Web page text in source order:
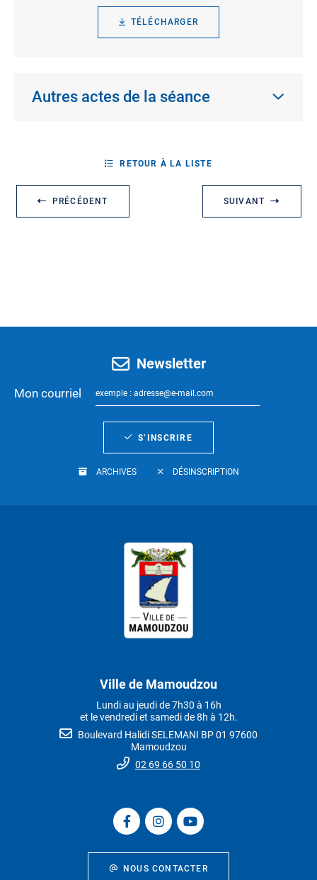
TÉLÉCHARGER
Autres actes de la séance
PRÉCÉDENT
RETOUR À LA LISTE
SUIVANT
Newsletter
Mon courriel
S’INSCRIRE
ARCHIVES DÉSINSCRIPTION
Ville de Mamoudzou
Lundi au jeudi de 7h30 à 16h
et le vendredi et samedi de 8h à 12h.
Boulevard Halidi SELEMANI BP 01 97600
Mamoudzou
02 69 66 50 10
NOUS CONTACTER